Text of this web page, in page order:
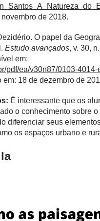
de 2018.
O papel da
Estudo avançados, v. 30,
em:
pdf/ea/v30n87/0103-4014-
em: 18 de dezembro de
É interessante que os
o conhecimento sobre
diferenciar seus
os espaços urbano e